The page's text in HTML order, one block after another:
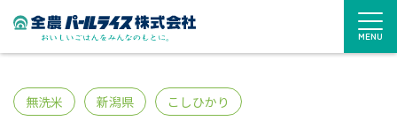
MENU
無洗米 新潟県
こしひかり